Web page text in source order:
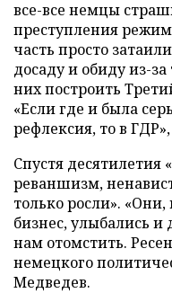
все-все немцы
преступления
часть просто
досаду и обиду из-
них построить
«Если где и была
рефлексия, то в
Спустя десятилетия
реваншизм,
только росли».
бизнес, улыбались и
нам отомстить.
немецкого
Медведев.